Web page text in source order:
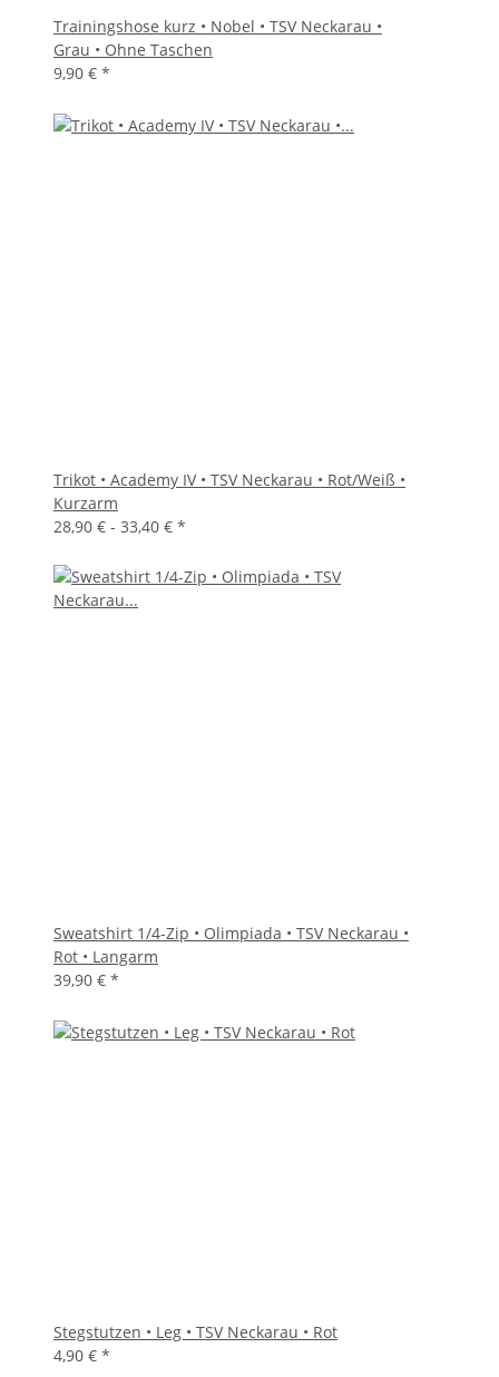
Trainingshose kurz • Nobel • TSV Neckarau •
Grau • Ohne Taschen
9,90 € *
Trikot • Academy IV • TSV Neckarau • Rot/Weiß •
Kurzarm
28,90 € - 33,40 € *
Sweatshirt 1/4-Zip • Olimpiada • TSV Neckarau •
Rot • Langarm
39,90 € *
Stegstutzen • Leg • TSV Neckarau • Rot
4,90 € *